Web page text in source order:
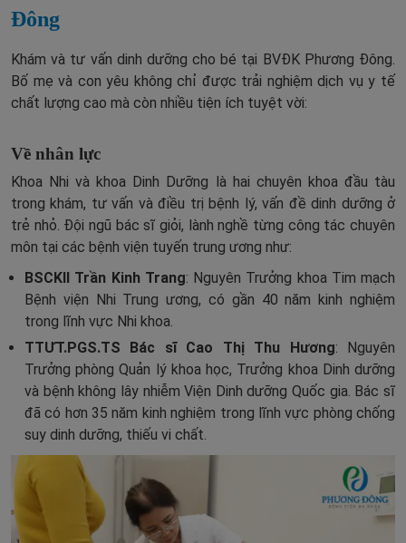
Đông
Khám và tư vấn dinh dưỡng cho bé tại BVĐK Phương Đông.
Bố mẹ và con yêu không chỉ được trải nghiệm dịch vụ y tế
chất lượng cao mà còn nhiều tiện ích tuyệt vời:
Về nhân lực
Khoa Nhi và khoa Dinh Dưỡng là hai chuyên khoa đầu tàu
trong khám, tư vấn và điều trị bệnh lý, vấn đề dinh dưỡng ở
trẻ nhỏ. Đội ngũ bác sĩ giỏi, lành nghề từng công tác chuyên
môn tại các bệnh viện tuyến trung ương như:
BSCKII Trần Kinh Trang: Nguyên Trưởng khoa Tim mạch
Bệnh viện Nhi Trung ương, có gần 40 năm kinh nghiệm
trong lĩnh vực Nhi khoa.
TTƯT.PGS.TS Bác sĩ Cao Thị Thu Hương: Nguyên
Trưởng phòng Quản lý khoa học, Trưởng khoa Dinh dưỡng
và bệnh không lây nhiễm Viện Dinh dưỡng Quốc gia. Bác sĩ
đã có hơn 35 năm kinh nghiệm trong lĩnh vực phòng chống
suy dinh dưỡng, thiếu vi chất.